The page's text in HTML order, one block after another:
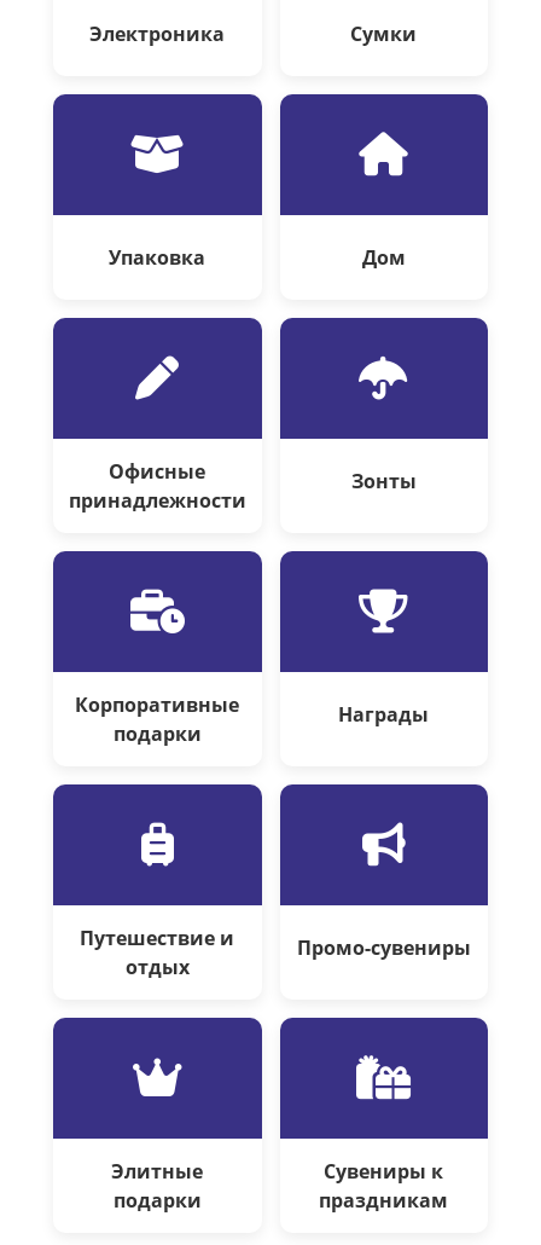
Электроника Сумки
Упаковка Дом
Офисные
принадлежности
Зонты
Корпоративные
подарки
Награды
Путешествие и
отдых
Промо-сувениры
Элитные
подарки
Сувениры к
праздникам